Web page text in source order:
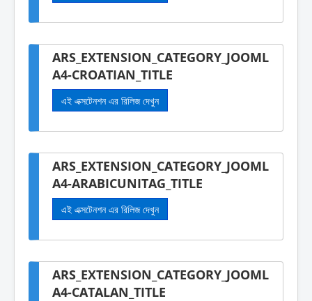
ARS_EXTENSION_CATEGORY_JOOML
A4-CROATIAN_TITLE
এই এক্সটেনশন এর রিলিজ দেখুন
ARS_EXTENSION_CATEGORY_JOOML
A4-ARABICUNITAG_TITLE
এই এক্সটেনশন এর রিলিজ দেখুন
ARS_EXTENSION_CATEGORY_JOOML
A4-CATALAN_TITLE